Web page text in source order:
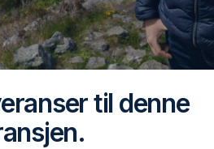
til denne